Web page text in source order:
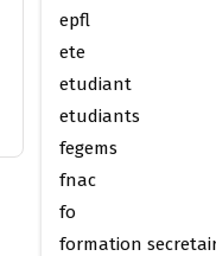
epfl
ete
etudiant
etudiants
fegems
fnac
fo
formation